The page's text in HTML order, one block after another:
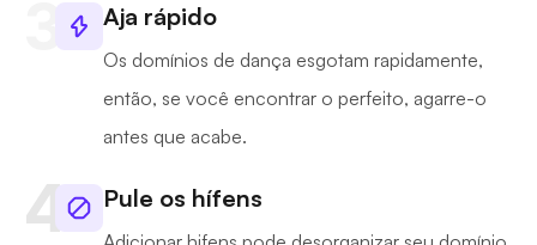
Aja rápido
Os domínios de dança esgotam rapidamente,
então, se você encontrar o perfeito, agarre-o
antes que acabe.
Pule os hífens